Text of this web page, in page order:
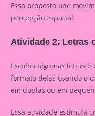
Essa proposta une
percepção espacial.
Atividade 2: Letras
Escolha algumas letras
formato delas usando o
em duplas ou em
Essa atividade estimula